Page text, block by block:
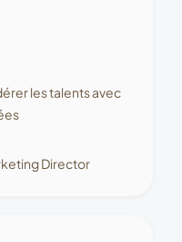
les talents avec
Director